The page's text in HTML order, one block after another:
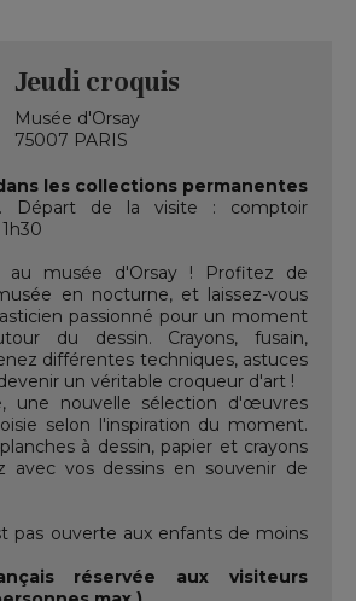
Jeudi croquis
Musée d'Orsay
75007 PARIS
les collections permanentes
Départ de la visite : comptoir
au musée d'Orsay ! Profitez de
en nocturne, et laissez-vous
passionné pour un moment
du dessin. Crayons, fusain,
différentes techniques, astuces
un véritable croqueur d'art !
une nouvelle sélection d'œuvres
selon l'inspiration du moment.
à dessin, papier et crayons
avec vos dessins en souvenir de
pas ouverte aux enfants de moins
réservée aux visiteurs